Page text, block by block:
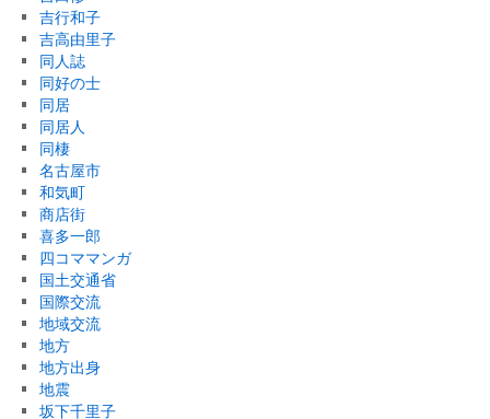
吉行和子
吉高由里子
同人誌
同好の士
同居
同居人
同棲
名古屋市
和気町
商店街
喜多一郎
四コママンガ
国土交通省
国際交流
地域交流
地方
地方出身
地震
坂下千里子